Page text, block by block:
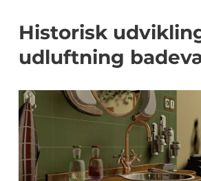
Historisk
udluftning